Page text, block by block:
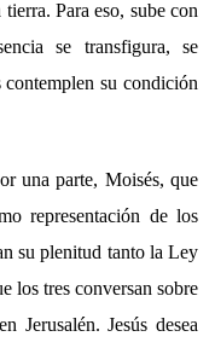
Para eso, sube con
se transfigura, se
contemplen su condición
una parte, Moisés, que
representación de los
su plenitud tanto la Ley
los tres conversan sobre
Jerusalén. Jesús desea